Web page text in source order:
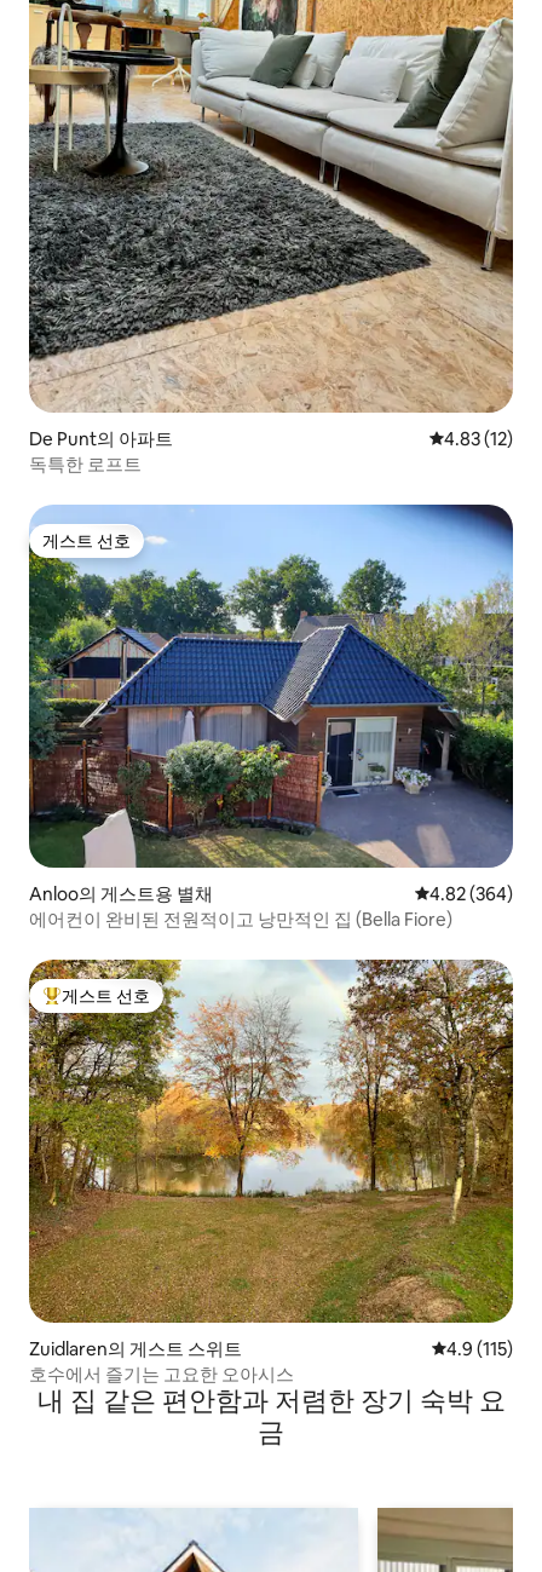
De Punt의 아파트 평점 4.83점
4.83 (12)
독특한 로프트
게스트 선호
게스트 선호
Anloo의 게스트용 별채 평점 4.82점(5
4.82 (364)
에어컨이 완비된 전원적이고 낭만적인 집 (Bella Fiore)
상위 게스트 선호
게스트 선호
Zuidlaren의 게스트 스위트 평점 4.9점(5
4.9 (115)
호수에서 즐기는 고요한 오아시스
내 집 같은 편안함과 저렴한 장기 숙박 요
금